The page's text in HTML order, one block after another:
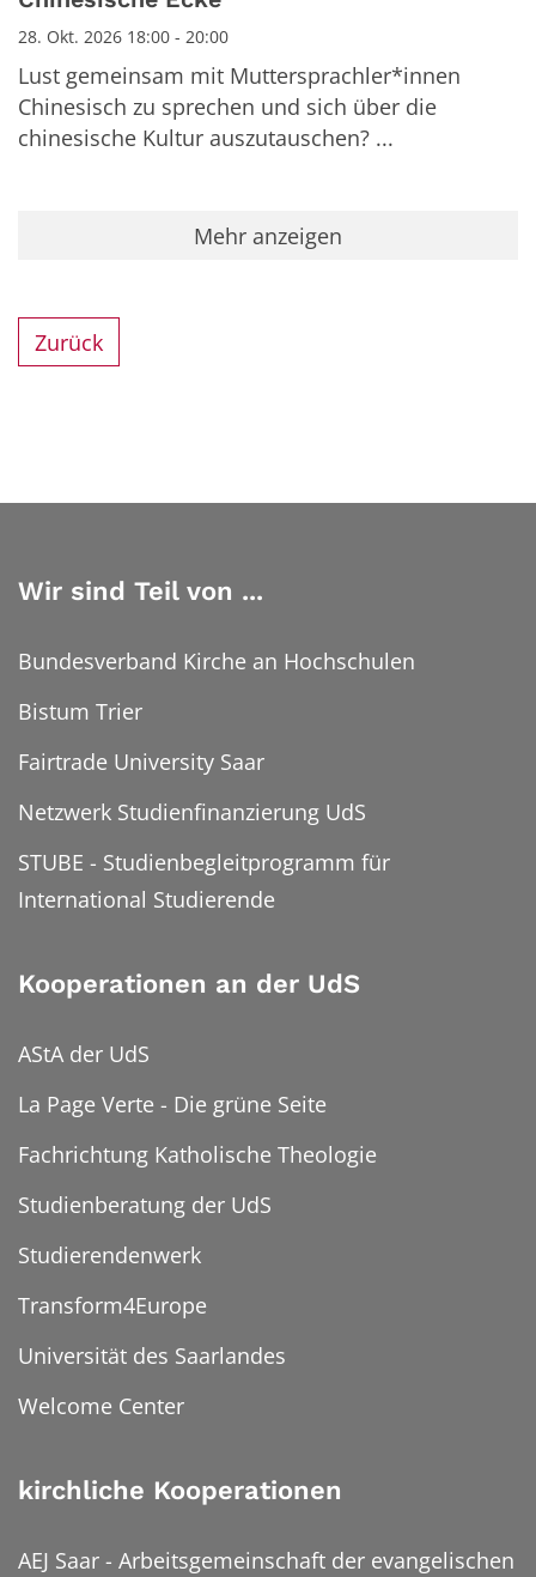
28. Okt. 2026 18:00 - 20:00
Lust gemeinsam mit Muttersprachler*innen
Chinesisch zu sprechen und sich über die
chinesische Kultur auszutauschen? ...
Mehr anzeigen
Zurück
Wir sind Teil von ...
Bundesverband Kirche an Hochschulen
Bistum Trier
Fairtrade University Saar
Netzwerk Studienfinanzierung UdS
STUBE - Studienbegleitprogramm für
International Studierende
Kooperationen an der UdS
AStA der UdS
La Page Verte - Die grüne Seite
Fachrichtung Katholische Theologie
Studienberatung der UdS
Studierendenwerk
Transform4Europe
Universität des Saarlandes
Welcome Center
kirchliche Kooperationen
AEJ Saar - Arbeitsgemeinschaft der evangelischen